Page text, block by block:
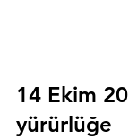
14 Ekim
yürürlüğe